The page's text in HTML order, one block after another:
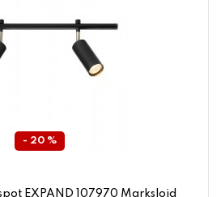
- 20 %
EXPAND 107970 Markslojd